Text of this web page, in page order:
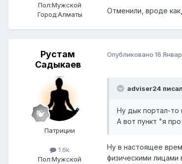
Пол:Мужской
Город:Алматы Отменили, вроде
Рустам
Садыкаев
Патриции
1.6k
Пол:Мужской
Опубликовано 16
adviser24
Ну дык портал-то
А вот пункт "я
Ну в настоящее
физическими